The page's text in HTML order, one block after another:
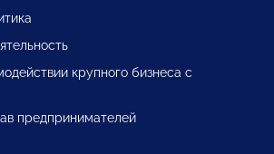
крупного бизнеса с
предпринимателей